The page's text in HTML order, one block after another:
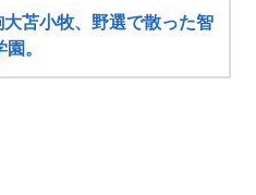
苫小牧、野選で散った智
園。